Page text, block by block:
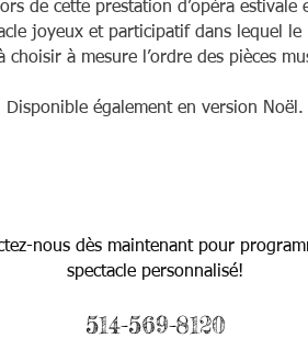
de cette prestation d’opéra estivale
joyeux et participatif dans lequel le
choisir à mesure l’ordre des pièces
Disponible également en version Noël.
nous dès maintenant pour
spectacle personnalisé!
514-569-8120